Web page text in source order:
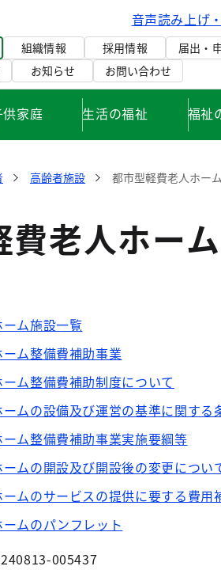
音声読み上げ
組織情報 採用情報 届出・
お知らせ お問い合わせ
供家庭 生活の福祉 福祉
高齢者施設 都市型軽費老人ホーム
費老人ホーム
ム施設一覧
ム整備費補助事業
ム整備費補助制度について
ムの設備及び運営の基準に関する
ム整備費補助事業実施要綱等
ムの開設及び開設後の変更につい
ムのサービスの提供に要する費用
ムのパンフレット
005437